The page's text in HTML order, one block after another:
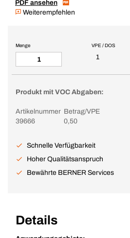
PDF ansehen
Weiterempfehlen
VPE / DOS
1
Menge
Produkt mit VOC Abgaben:
Artikelnummer Betrag/VPE
39666
0,50
Schnelle Verfügbarkeit
Hoher Qualitätsanspruch
Bewährte BERNER Services
Details